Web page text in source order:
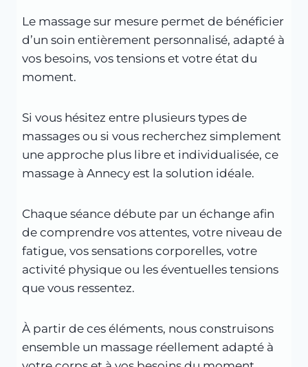
Le massage sur mesure permet de bénéficier
d’un soin entièrement personnalisé, adapté à
vos besoins, vos tensions et votre état du
moment.
Si vous hésitez entre plusieurs types de
massages ou si vous recherchez simplement
une approche plus libre et individualisée, ce
massage à Annecy est la solution idéale.
Chaque séance débute par un échange afin
de comprendre vos attentes, votre niveau de
fatigue, vos sensations corporelles, votre
activité physique ou les éventuelles tensions
que vous ressentez.
À partir de ces éléments, nous construisons
ensemble un massage réellement adapté à